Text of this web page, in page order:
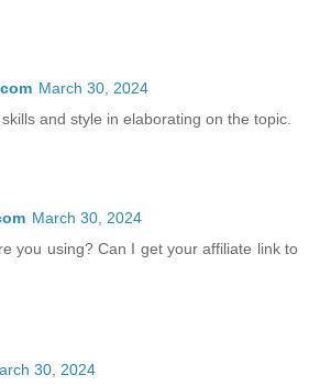
March 30, 2024
and style in elaborating on the topic.
March 30, 2024
you using? Can I get your affiliate link to
30, 2024